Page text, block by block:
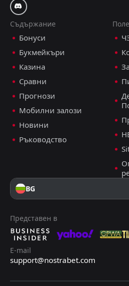
Съдържание
Бонуси
Букмейкъри
Казина
Сравни
Прогнози
Мобилни залози
Новини
Ръководство
BG
Представен в
E-mail
support@nostrabet.com